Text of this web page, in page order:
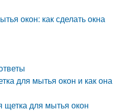
окон: как сделать окна
для мытья окон и как она
щетка для мытья окон